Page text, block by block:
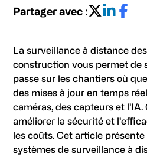
Partager avec :
La surveillance à distance
construction vous permet de
passe sur les chantiers où
des mises à jour en temps
caméras, des capteurs et
améliorer la sécurité et
les coûts. Cet article
systèmes de surveillance à